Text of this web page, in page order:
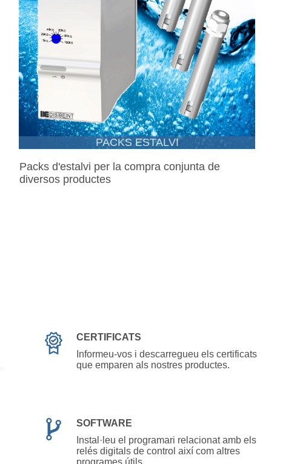
PACKS ESTALVI
Packs d'estalvi per la compra conjunta de
diversos productes
CERTIFICATS
Informeu-vos i descarregueu els certificats
que emparen als nostres productes.
SOFTWARE
Instal·leu el programari relacionat amb els
relés digitals de control així com altres
programes útils.